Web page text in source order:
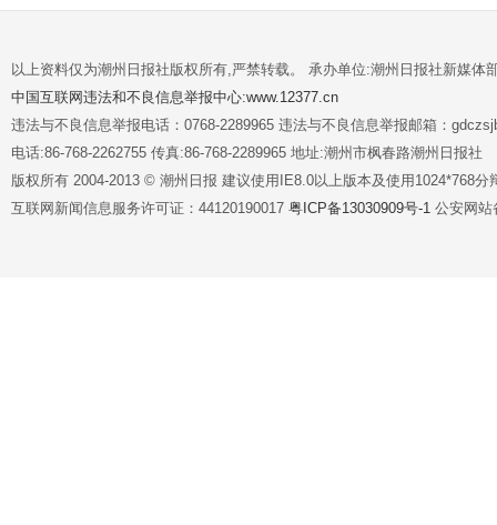
以上资料仅为潮州日报社版权所有,严禁转载。 承办单位:潮州日报社新媒体
中国互联网违法和不良信息举报中心:www.12377.cn
违法与不良信息举报电话：0768-2289965 违法与不良信息举报邮箱：
电话:86-768-2262755 传真:86-768-2289965 地址:潮州市枫春路潮州日报社
版权所有 2004-2013 © 潮州日报 建议使用IE8.0以上版本及使用1024*768分
互联网新闻信息服务许可证：44120190017 粤ICP备13030909号-1 公安网站